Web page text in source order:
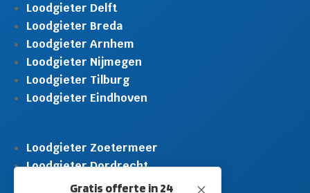
Gratis offerte in 24
Loodgieter Delft
Loodgieter Breda
Loodgieter Arnhem
Loodgieter Nijmegen
Loodgieter Tilburg
Loodgieter Eindhoven
Loodgieter Zoetermeer
Loodgieter Dordrecht
Loodgieter Rijswijk